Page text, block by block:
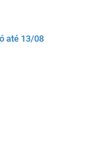
até 13/08